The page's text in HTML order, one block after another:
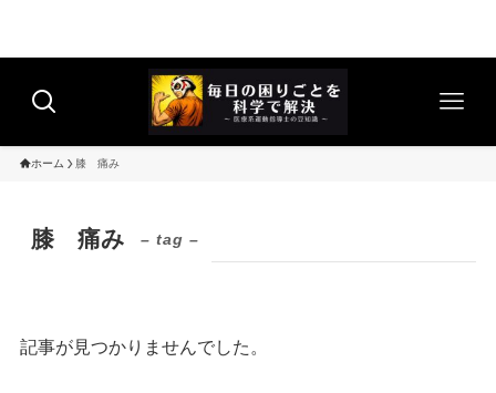
ホーム 膝 痛み
膝 痛み – tag –
記事が見つかりませんでした。